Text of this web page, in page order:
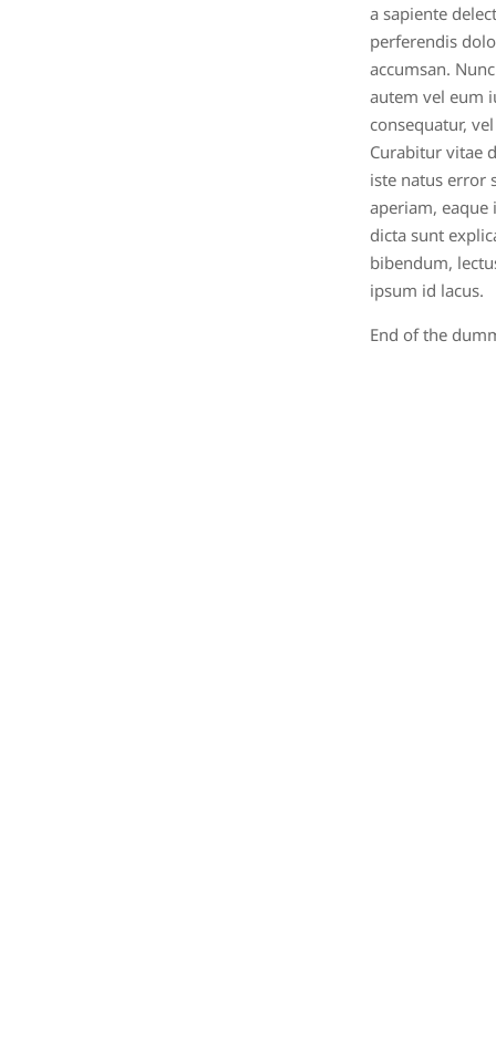
a sapiente
perferendis
accumsan.
autem vel eum
consequatur,
Curabitur vitae
iste natus error
aperiam, eaque
dicta sunt
bibendum,
ipsum id lacus.
End of the